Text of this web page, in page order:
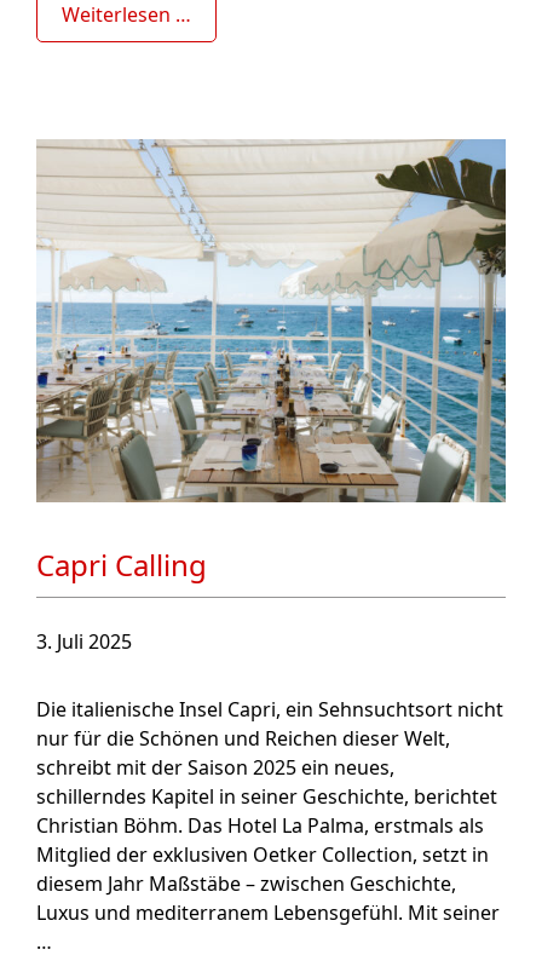
Weiterlesen …
Capri Calling
3. Juli 2025
Die italienische Insel Capri, ein Sehnsuchtsort nicht
nur für die Schönen und Reichen dieser Welt,
schreibt mit der Saison 2025 ein neues,
schillerndes Kapitel in seiner Geschichte, berichtet
Christian Böhm. Das Hotel La Palma, erstmals als
Mitglied der exklusiven Oetker Collection, setzt in
diesem Jahr Maßstäbe – zwischen Geschichte,
Luxus und mediterranem Lebensgefühl. Mit seiner
…